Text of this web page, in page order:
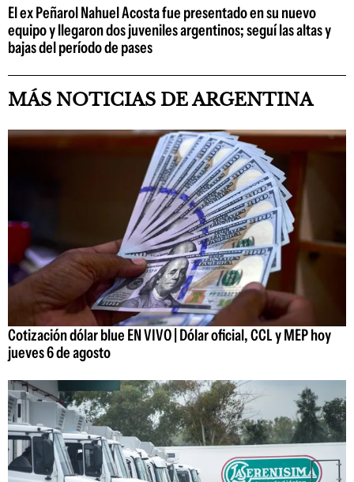
El ex Peñarol Nahuel Acosta fue presentado en su nuevo
equipo y llegaron dos juveniles argentinos; seguí las altas y
bajas del período de pases
MÁS NOTICIAS DE ARGENTINA
Cotización dólar blue EN VIVO | Dólar oficial, CCL y MEP hoy
jueves 6 de agosto